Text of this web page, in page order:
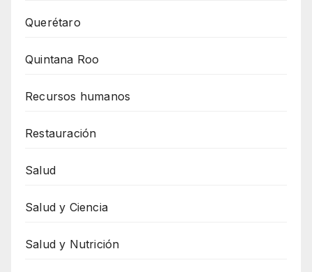
Querétaro
Quintana Roo
Recursos humanos
Restauración
Salud
Salud y Ciencia
Salud y Nutrición